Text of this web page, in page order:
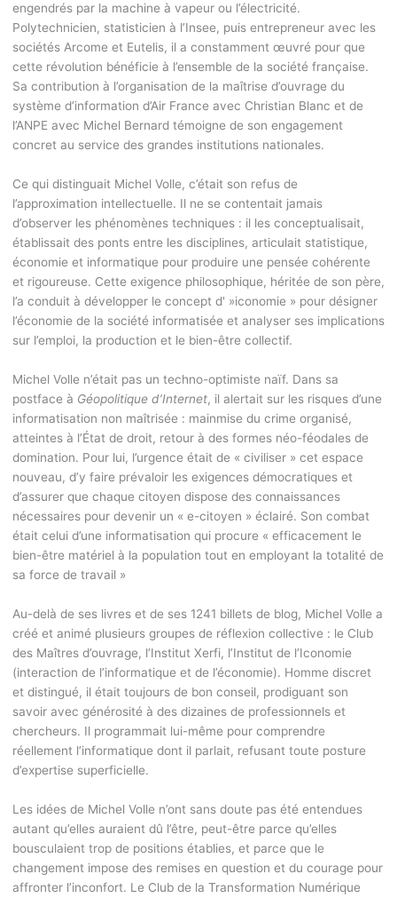
engendrés par la machine à vapeur ou l’électricité.
Polytechnicien, statisticien à l’Insee, puis entrepreneur avec les
sociétés Arcome et Eutelis, il a constamment œuvré pour que
cette révolution bénéficie à l’ensemble de la société française.
Sa contribution à l’organisation de la maîtrise d’ouvrage du
système d’information d’Air France avec Christian Blanc et de
l’ANPE avec Michel Bernard témoigne de son engagement
concret au service des grandes institutions nationales.
Ce qui distinguait Michel Volle, c’était son refus de
l’approximation intellectuelle. Il ne se contentait jamais
d’observer les phénomènes techniques : il les conceptualisait,
établissait des ponts entre les disciplines, articulait statistique,
économie et informatique pour produire une pensée cohérente
et rigoureuse. Cette exigence philosophique, héritée de son père,
l’a conduit à développer le concept d' »iconomie » pour désigner
l’économie de la société informatisée et analyser ses implications
sur l’emploi, la production et le bien-être collectif.
Michel Volle n’était pas un techno-optimiste naïf. Dans sa
postface à Géopolitique d’Internet, il alertait sur les risques d’une
informatisation non maîtrisée : mainmise du crime organisé,
atteintes à l’État de droit, retour à des formes néo-féodales de
domination. Pour lui, l’urgence était de « civiliser » cet espace
nouveau, d’y faire prévaloir les exigences démocratiques et
d’assurer que chaque citoyen dispose des connaissances
nécessaires pour devenir un « e-citoyen » éclairé. Son combat
était celui d’une informatisation qui procure « efficacement le
bien-être matériel à la population tout en employant la totalité de
sa force de travail »​
Au-delà de ses livres et de ses 1241 billets de blog, Michel Volle a
créé et animé plusieurs groupes de réflexion collective : le Club
des Maîtres d’ouvrage, l’Institut Xerfi, l’Institut de l’Iconomie
(interaction de l’informatique et de l’économie). Homme discret
et distingué, il était toujours de bon conseil, prodiguant son
savoir avec générosité à des dizaines de professionnels et
chercheurs. Il programmait lui-même pour comprendre
réellement l’informatique dont il parlait, refusant toute posture
d’expertise superficielle.​
Les idées de Michel Volle n’ont sans doute pas été entendues
autant qu’elles auraient dû l’être, peut-être parce qu’elles
bousculaient trop de positions établies, et parce que le
changement impose des remises en question et du courage pour
affronter l’inconfort. Le Club de la Transformation Numérique